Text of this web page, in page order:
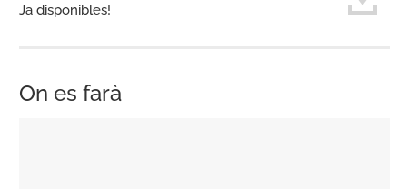
Ja disponibles!
On es farà